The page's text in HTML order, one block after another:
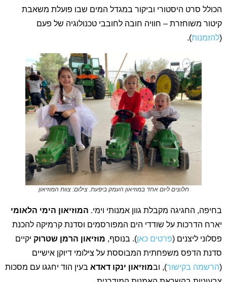
הכולל סרט היסטורי וביקור במגדל המים שבו פועלת משאבת
קיטור משוחזרת – חוויה חובה לחובבי טכנולוגיה של פעם
(להזמנות).
חלוצים ליום אחד במוזיאון העמק ביפעת. צילום: צוות המוזיאון
בחיפה, החגיגה מקבלת גוון אמנותי וימי. המוזיאון הימי הלאומי
יארח הדרכות על שודדי הים המפורסמים וסדנת קרמיקה להכנת
פסלוני ליצנים (פרטים כאן). בנוסף, מוזיאון הרמן שטרוק יקיים
סדנת הדפס משפחתית המבוססת על צילומי דיוקן אישיים
(הרשמה בקישור), ובמוזיאון ינקו דאדא בעין הוד יחגגו עם מסכות